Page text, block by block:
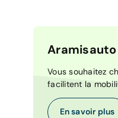
Vous souhaitez
facilitent la
En savoir plus